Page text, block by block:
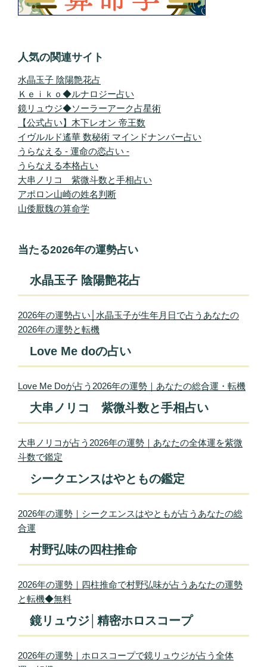
人気の関連サイト
水晶玉子 陰陽艶花占
Ｋｅｉｋｏ◆ルナロジー占い
鏡リュウジ◆ソーラーアーク占星術
【公式占い】木下レオン 帝王数
イヴルルド遙華 数秘術 マインドナンバー占い
うらなえる - 運命の恋占い -
うらなえる本格占い
大串ノリコ 紫微斗数と手相占い
アポロン山崎の姓名判断
山倭厭魏の算命学
当たる2026年の運勢占い
水晶玉子 陰陽艶花占
2026年の運勢占い│水晶玉子が生年月日で占うあなたの
2026年の運勢と転機
Love Me doの占い
Love Me Doが占う2026年の運勢｜あなたの総合運・転機
大串ノリコ 紫微斗数と手相占い
大串ノリコが占う2026年の運勢｜あなたの全体運を紫微
斗数で鑑定
シークエンスはやともの鑑定
2026年の運勢｜シークエンスはやともが占うあなたの総
合運
村野弘味の四柱推命
2026年の運勢｜四柱推命で村野弘味が占うあなたの運勢
と転機◆無料
鏡リュウジ│精密ホロスコープ
2026年の運勢｜ホロスコープで鏡リュウジが占う全体